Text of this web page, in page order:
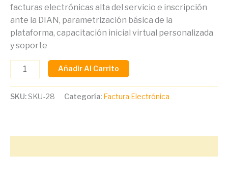
facturas electrónicas alta del servicio e inscripción
ante la DIAN, parametrización básica de la
plataforma, capacitación inicial virtual personalizada
y soporte
Añadir Al Carrito
SKU:SKU-28 Categoría: Factura Electrónica